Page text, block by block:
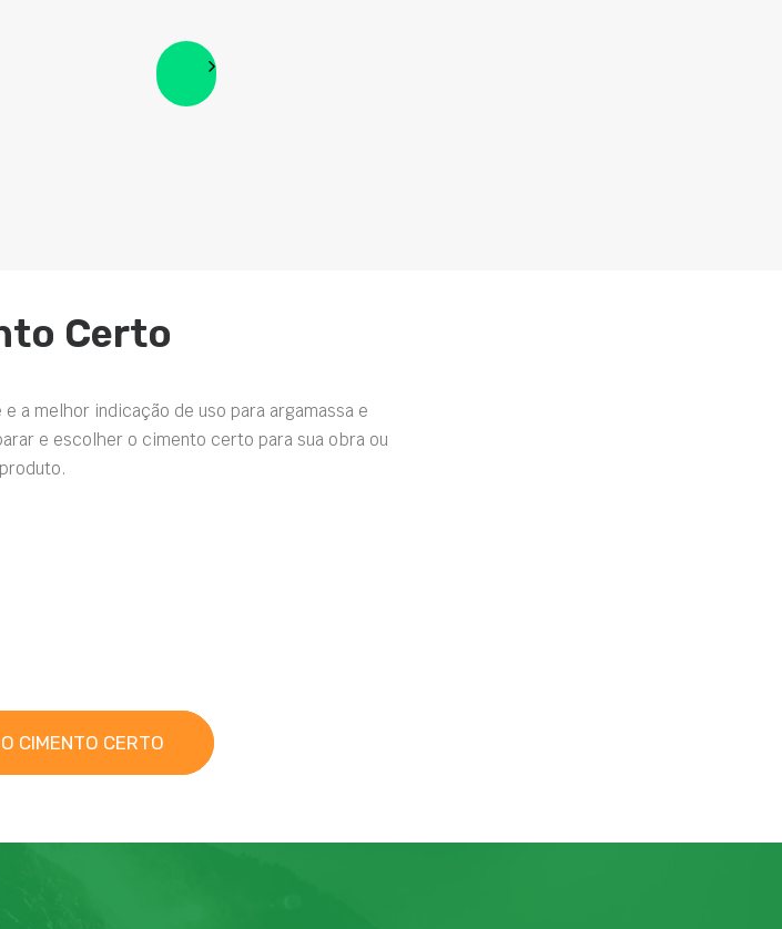
Certo
a melhor indicação de uso para argamassa e
e escolher o cimento certo para sua obra ou
produto.
CIMENTO CERTO